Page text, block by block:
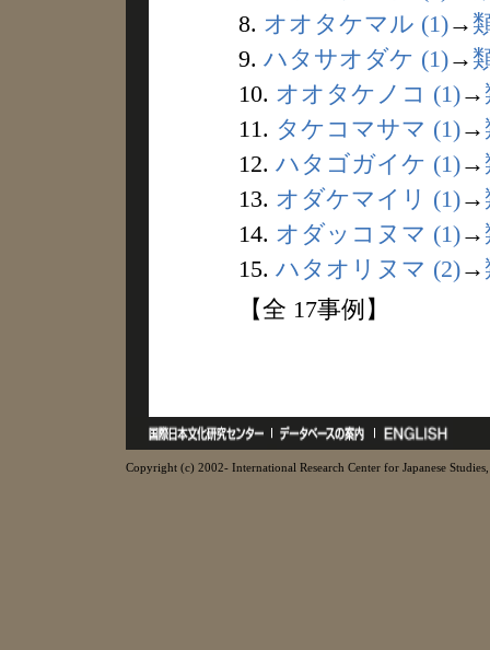
8. オオタケマル (1)→
9. ハタサオダケ (1)→
10. オオタケノコ (1)→
11. タケコマサマ (1)→
12. ハタゴガイケ (1)→
13. オダケマイリ (1)→
14. オダッコヌマ (1)→
15. ハタオリヌマ (2)→
【全 17事例】
Copyright (c) 2002- International Research Center for Japanese